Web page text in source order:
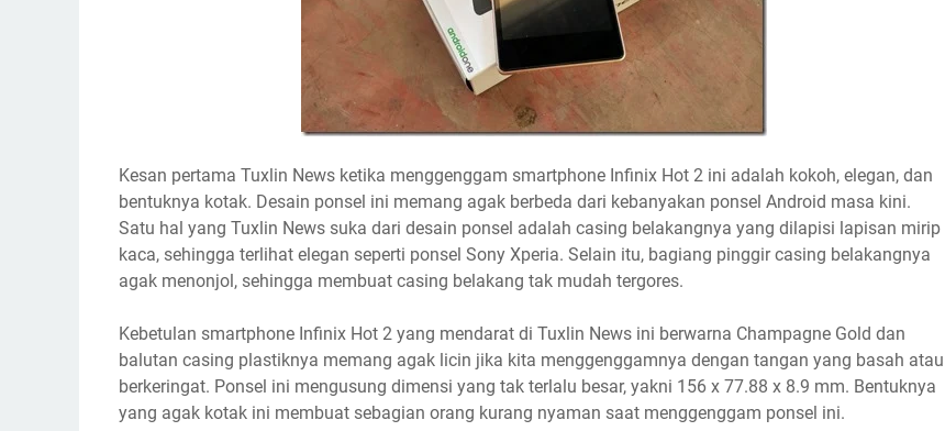
Kesan pertama Tuxlin News ketika menggenggam smartphone Infinix Hot 2 ini adalah kokoh, elegan, dan
bentuknya kotak. Desain ponsel ini memang agak berbeda dari kebanyakan ponsel Android masa kini.
Satu hal yang Tuxlin News suka dari desain ponsel adalah casing belakangnya yang dilapisi lapisan mirip
kaca, sehingga terlihat elegan seperti ponsel Sony Xperia. Selain itu, bagiang pinggir casing belakangnya
agak menonjol, sehingga membuat casing belakang tak mudah tergores.
Kebetulan smartphone Infinix Hot 2 yang mendarat di Tuxlin News ini berwarna Champagne Gold dan
balutan casing plastiknya memang agak licin jika kita menggenggamnya dengan tangan yang basah atau
berkeringat. Ponsel ini mengusung dimensi yang tak terlalu besar, yakni 156 x 77.88 x 8.9 mm. Bentuknya
yang agak kotak ini membuat sebagian orang kurang nyaman saat menggenggam ponsel ini.